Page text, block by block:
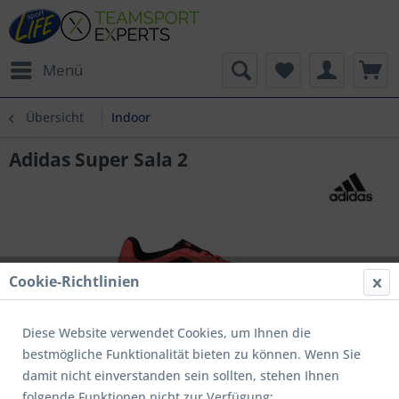
Menü
Übersicht Indoor
Adidas Super Sala 2
Cookie-Richtlinien
Diese Website verwendet Cookies, um Ihnen die
bestmögliche Funktionalität bieten zu können. Wenn Sie
damit nicht einverstanden sein sollten, stehen Ihnen